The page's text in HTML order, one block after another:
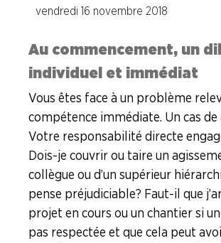
SERVICES
NOUS
CONNAÎTRE
OUTILS
AGENDA
Pourquoi
adhérer ?
vendredi 16 novembre 2018
Au commencement, un
individuel et immédiat
Vous êtes face à un problème
compétence immédiate. Un cas de
Votre responsabilité directe
Dois-je couvrir ou taire un
collègue ou d’un supérieur
pense préjudiciable ? Faut-il que
projet en cours ou un chantier si
pas respectée et que cela peut